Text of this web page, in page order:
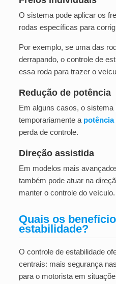
O sistema pode aplicar os
rodas específicas para
Por exemplo, se uma das
derrapando, o controle de
essa roda para trazer o
Redução de potência
Em alguns casos, o sistema
temporariamente a
perda de controle.
Direção assistida
Em modelos mais
também pode atuar na
manter o controle do veículo.
Quais os
estabilidade?
O controle de estabilidade
centrais: mais segurança
para o motorista em